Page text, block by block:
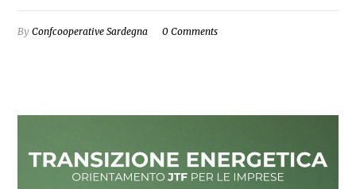
ByConfcooperative Sardegna 0 Comments